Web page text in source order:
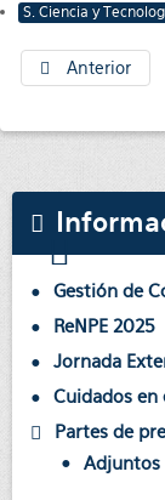
S. Ciencia y
Anterior
Gestión de
ReNPE 2025
Jornada
Cuidados en
Partes de
Adjuntos